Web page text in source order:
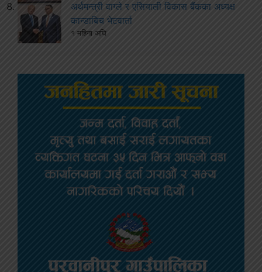
अर्थमन्त्री वाग्ले र एसियाली विकास बैंकका अध्यक्ष
कान्डाबिच भेटवार्ता
१ महिना अघि